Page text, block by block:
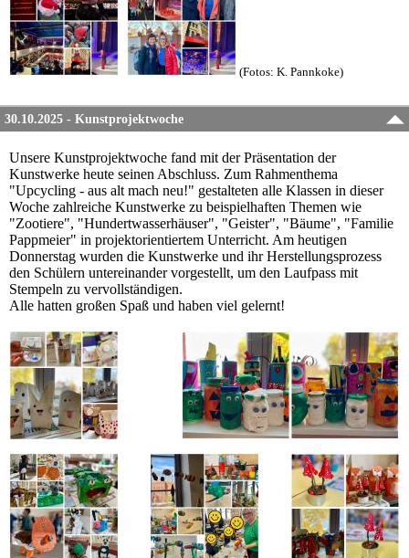
(Fotos: K. Pannkoke)
30.10.2025 - Kunstprojektwoche
Unsere Kunstprojektwoche fand mit der Präsentation der
Kunstwerke heute seinen Abschluss. Zum Rahmenthema
"Upcycling - aus alt mach neu!" gestalteten alle Klassen in dieser
Woche zahlreiche Kunstwerke zu beispielhaften Themen wie
"Zootiere", "Hundertwasserhäuser", "Geister", "Bäume", "Familie
Pappmeier" in projektorientiertem Unterricht. Am heutigen
Donnerstag wurden die Kunstwerke und ihr Herstellungsprozess
den Schülern untereinander vorgestellt, um den Laufpass mit
Stempeln zu vervollständigen.
Alle hatten großen Spaß und haben viel gelernt!